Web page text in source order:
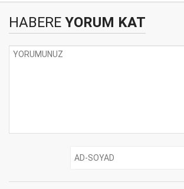
HABERE YORUM KAT